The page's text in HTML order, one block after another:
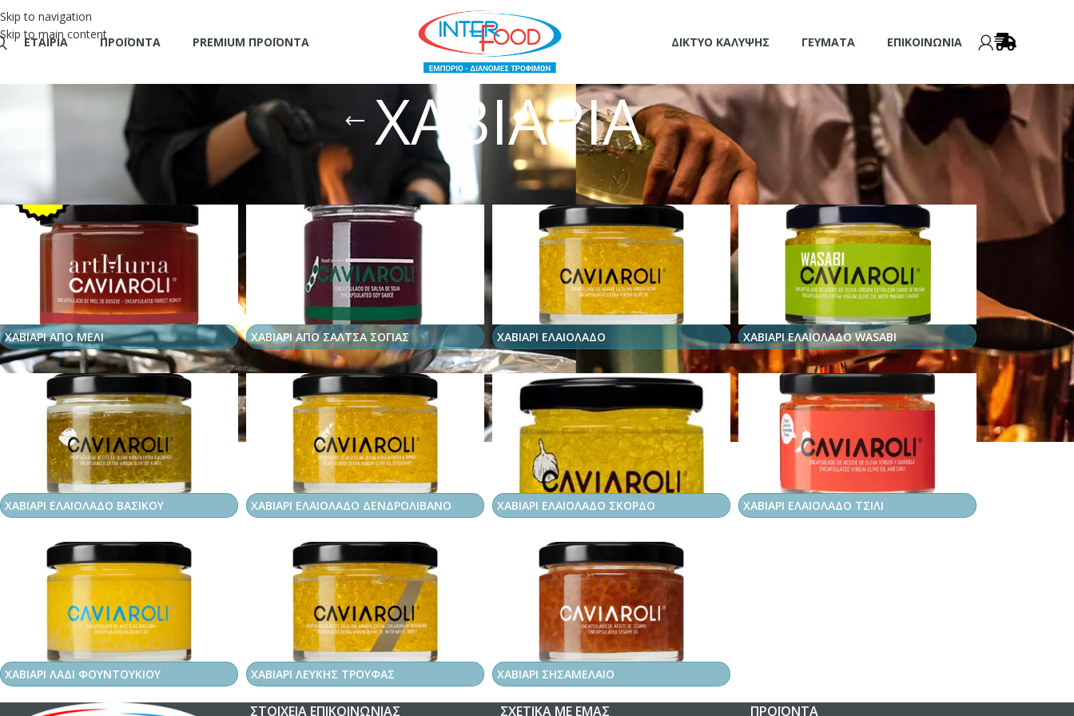
Skip to navigation
Skip to main content
ΕΤΑΙΡΊΑ ΠΡΟΪΌΝΤΑ PREMIUM ΠΡΟΪΟΝΤΑ ΔΊΚΤΥΟ ΚΆΛΥΨΗΣ ΓΕΎΜΑΤΑ ΕΠΙΚΟΙΝΩΝΊΑ
ΧΑΒΙΑΡΙΑ
PREMIUM ΠΡΟΙΟΝΤΑ ΧΑΒΙΑΡΙΑ
ΧΑΒΙΑΡΙ ΑΠΟ ΜΕΛΙ ΧΑΒΙΑΡΙ ΑΠΟ ΣΑΛΤΣΑ ΣΟΓΙΑΣ ΧΑΒΙΑΡΙ ΕΛΑΙΟΛΑΔΟ ΧΑΒΙΑΡΙ ΕΛΑΙΟΛΑΔΟ WASABI
ΧΑΒΙΑΡΙ ΕΛΑΙΟΛΑΔΟ ΒΑΣΙΚΟΥ ΧΑΒΙΑΡΙ ΕΛΑΙΟΛΑΔΟ ΔΕΝΔΡΟΛΙΒΑΝΟ ΧΑΒΙΑΡΙ ΕΛΑΙΟΛΑΔΟ ΣΚΟΡΔΟ ΧΑΒΙΑΡΙ ΕΛΑΙΟΛΑΔΟ ΤΣΙΛΙ
ΧΑΒΙΑΡΙ ΛΑΔΙ ΦΟΥΝΤΟΥΚΙΟΥ ΧΑΒΙΑΡΙ ΛΕΥΚΗΣ ΤΡΟΥΦΑΣ ΧΑΒΙΑΡΙ ΣΗΣΑΜΕΛΑΙΟ
ΣΤΟΙΧΕΊΑ ΕΠΙΚΟΙΝΩΝΊΑΣ ΣΧΕΤΙΚΆ ΜΕ ΕΜΆΣ ΠΡΟΪΌΝΤΑ